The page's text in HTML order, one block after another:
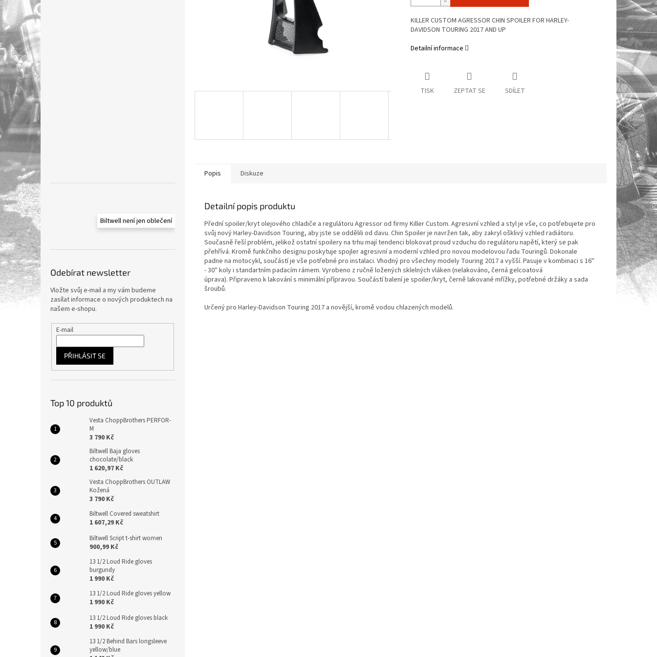
n
e
Biltwell není jen oblečení
Odebírat newsletter
Vložte svůj e-mail a my vám budeme
zasílat informace o nových produktech na
našem e-shopu.
E-mail
PŘIHLÁSIT SE
Top 10 produktů
Vesta ChoppBrothers PERFOR-
M
3 790 Kč
Biltwell Baja gloves
chocolate/black
1 620,97 Kč
Vesta ChoppBrothers OUTLAW
Kožená
3 790 Kč
Biltwell Covered sweatshirt
1 607,29 Kč
Biltwell Script t-shirt women
900,99 Kč
13 1/2 Loud Ride gloves
burgundy
1 990 Kč
13 1/2 Loud Ride gloves yellow
1 990 Kč
13 1/2 Loud Ride gloves black
1 990 Kč
13 1/2 Behind Bars longsleeve
yellow/blue
KILLER CUSTOM AGRESSOR CHIN SPOILER FOR HARLEY-
DAVIDSON TOURING 2017 AND UP
Detailní informace
TISK ZEPTAT SE SDÍLET
Popis Diskuze
Detailní popis produktu
Přední spoiler/kryt olejového chladiče a regulátoru Agressor od firmy Killer Custom. Agresivní vzhled a styl je vše, co potřebujete pro
svůj nový Harley-Davidson Touring, aby jste se oddělili od davu. Chin Spoiler je navržen tak, aby zakryl ošklivý vzhled radiátoru.
Současně řeší problém, jelikož ostatní spoilery na trhu mají tendenci blokovat proud vzduchu do regulátoru napětí, který se pak
přehřívá. Kromě funkčního designu poskytuje spojler agresivní a moderní vzhled pro novou modelovou řadu Touringů. Dokonale
padne na motocykl, součástí je vše potřebné pro instalaci. Vhodný pro všechny modely Touring 2017 a vyšší. Pasuje v kombinaci s 16''
- 30'' koly i standartním padacím rámem. Vyrobeno z ručně ložených sklelných vláken (nelakováno, černá gelcoatová
úprava). Připraveno k lakování s minimální přípravou. Součástí balení je spoiler/kryt, černě lakované mřížky, potřebné držáky a sada
šroubů.
Určený pro Harley-Davidson Touring 2017 a novější, kromě vodou chlazených modelů.